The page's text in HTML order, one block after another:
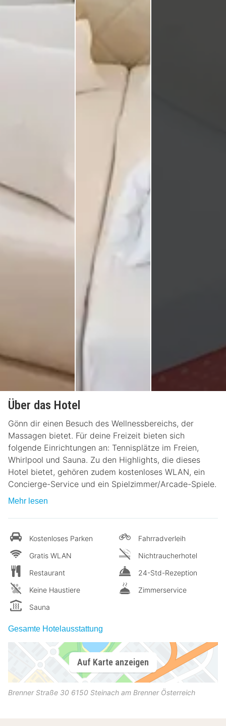
Über das Hotel
Gönn dir einen Besuch des Wellnessbereichs, der
Massagen bietet. Für deine Freizeit bieten sich
folgende Einrichtungen an: Tennisplätze im Freien,
Whirlpool und Sauna. Zu den Highlights, die dieses
Hotel bietet, gehören zudem kostenloses WLAN, ein
Concierge-Service und ein Spielzimmer/Arcade-Spiele.
Mehr lesen
Kostenloses Parken
Gratis WLAN
Restaurant
Keine Haustiere
Sauna
Fahrradverleih
Nichtraucherhotel
24-Std-Rezeption
Zimmerservice
Gesamte Hotelausstattung
Auf Karte anzeigen
Brenner Straße 30 6150 Steinach am Brenner Österreich